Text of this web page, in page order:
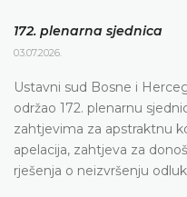
172. plenarna sjednica
03.07.2026.
Ustavni sud Bosne i
održao 172. plenarnu
zahtjevima za apstraktnu
apelacija, zahtjeva za
rješenja o neizvršenju